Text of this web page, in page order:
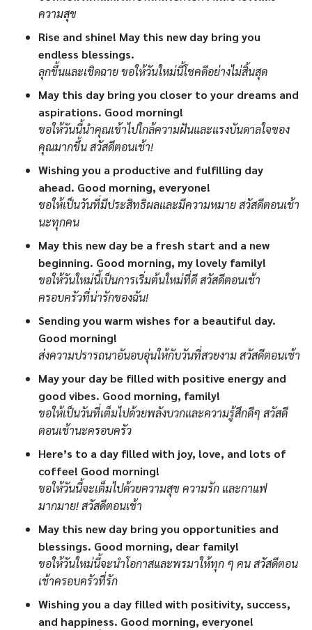
ความสุข
Rise and shine! May this new day bring you
endless blessings.
ลุกขึ้นและเชิดฉาย ขอให้วันใหม่นี้โชคดีอย่างไม่สิ้นสุด
May this day bring you closer to your dreams and
aspirations. Good morning!
ขอให้วันนี้นำคุณเข้าไปใกล้ความฝันและแรงบันดาลใจของ
คุณมากขึ้น สวัสดีตอนเช้า!
Wishing you a productive and fulfilling day
ahead. Good morning, everyone!
ขอให้เป็นวันที่มีประสิทธิผลและมีความหมาย สวัสดีตอนเช้า
นะทุกคน
May this new day be a fresh start and a new
beginning. Good morning, my lovely family!
ขอให้วันใหม่นี้เป็นการเริ่มต้นใหม่ที่ดี สวัสดีตอนเช้า
ครอบครัวที่น่ารักของฉัน!
Sending you warm wishes for a beautiful day.
Good morning!
ส่งความปรารถนาอันอบอุ่นให้กับวันที่สวยงาม สวัสดีตอนเช้า
May your day be filled with positive energy and
good vibes. Good morning, family!
ขอให้เป็นวันที่เต็มไปด้วยพลังบวกและความรู้สึกดีๆ สวัสดี
ตอนเช้านะครอบครัว
Here’s to a day filled with joy, love, and lots of
coffee! Good morning!
ขอให้วันนี้จะเต็มไปด้วยความสุข ความรัก และกาแฟ
มากมาย! สวัสดีตอนเช้า
May this new day bring you opportunities and
blessings. Good morning, dear family!
ขอให้วันใหม่นี้จะนำโอกาสและพรมาให้ทุก ๆ คน สวัสดีตอน
เช้าครอบครัวที่รัก
Wishing you a day filled with positivity, success,
and happiness. Good morning, everyone!